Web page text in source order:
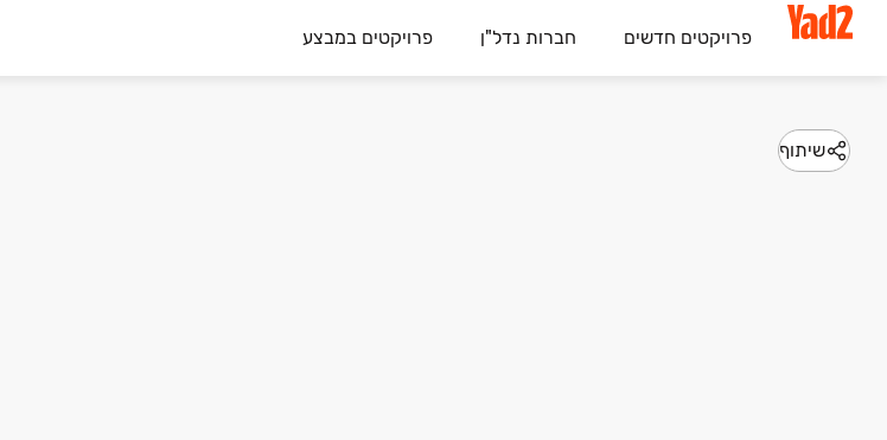
פרויקטים חדשים חברות נדל"ן פרויקטים במבצע
שיתוף